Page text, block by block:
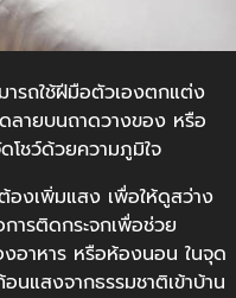
ารถใช้ฝีมือตัวเองตกแต่ง
ลายบนถาดวางของ หรือ
โชว์ด้วยความภูมิใจ
งเพิ่มแสง เพื่อให้ดูสว่าง
ารติดกระจกเพื่อช่วย
อาหาร หรือห้องนอน ในจุด
นแสงจากธรรมชาติเข้าบ้าน